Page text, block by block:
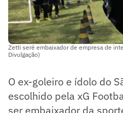
Zetti seré embaixador de empresa de
Divulgação)
O ex-goleiro e ídolo do
escolhido pela xG